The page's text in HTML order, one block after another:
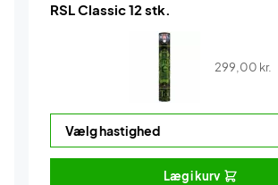
RSL Classic 12 stk.
299,00 kr.
Læg i kurv